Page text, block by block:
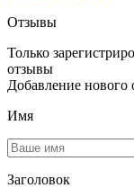
Отзывы
Только
отзывы
Добавление нового
Имя
Заголовок